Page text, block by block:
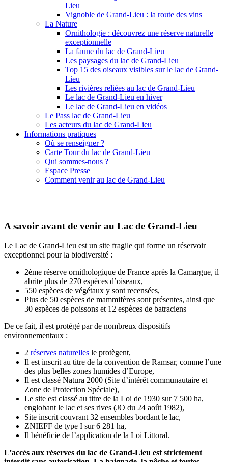
Lieu
Vignoble de Grand-Lieu : la route des vins
La Nature
Ornithologie : découvrez une réserve naturelle
exceptionnelle
La faune du lac de Grand-Lieu
Les paysages du lac de Grand-Lieu
Top 15 des oiseaux visibles sur le lac de Grand-
Lieu
Les rivières reliées au lac de Grand-Lieu
Le lac de Grand-Lieu en hiver
Le lac de Grand-Lieu en vidéos
Le Pass lac de Grand-Lieu
Les acteurs du lac de Grand-Lieu
Informations pratiques
Où se renseigner ?
Carte Tour du lac de Grand-Lieu
Qui sommes-nous ?
Espace Presse
Comment venir au lac de Grand-Lieu
A savoir avant de venir au Lac de Grand-Lieu
Le Lac de Grand-Lieu est un site fragile qui forme un réservoir
exceptionnel pour la biodiversité :
2ème réserve ornithologique de France après la Camargue, il
abrite plus de 270 espèces d’oiseaux,
550 espèces de végétaux y sont recensées,
Plus de 50 espèces de mammifères sont présentes, ainsi que
30 espèces de poissons et 12 espèces de batraciens
De ce fait, il est protégé par de nombreux dispositifs
environnementaux :
2 réserves naturelles le protègent,
Il est inscrit au titre de la convention de Ramsar, comme l’une
des plus belles zones humides d’Europe,
Il est classé Natura 2000 (Site d’intérêt communautaire et
Zone de Protection Spéciale),
Le site est classé au titre de la Loi de 1930 sur 7 500 ha,
englobant le lac et ses rives (JO du 24 août 1982),
Site inscrit couvrant 32 ensembles bordant le lac,
ZNIEFF de type I sur 6 281 ha,
Il bénéficie de l’application de la Loi Littoral.
L’accès aux réserves du lac de Grand-Lieu est strictement